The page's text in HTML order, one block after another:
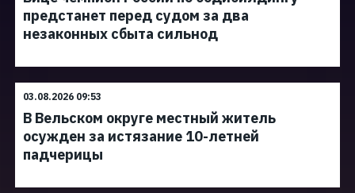
предстанет перед судом за два
незаконных сбыта сильнод
03.08.2026 09:53
В Вельском округе местный житель
осужден за истязание 10-летней
падчерицы